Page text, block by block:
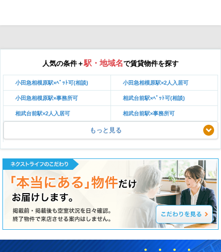
人気の条件＋駅・地域名で賃貸物件を探す
小田急相模原駅×ﾍﾟｯﾄ可(相談) 小田急相模原駅×2人入居可
小田急相模原駅×事務所可 相武台前駅×ﾍﾟｯﾄ可(相談)
相武台前駅×2人入居可 相武台前駅×事務所可
もっと見る